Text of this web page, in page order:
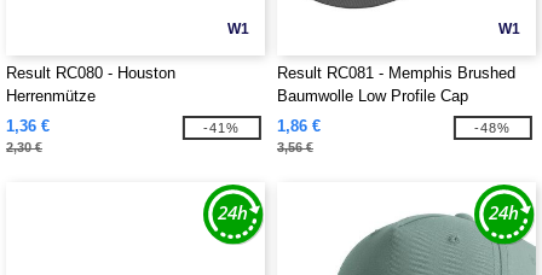
W1
Result RC080 - Houston
Herrenmütze
1,36 €
2,30 €
-41%
W1
Result RC081 - Memphis Brushed
Baumwolle Low Profile Cap
1,86 €
3,56 €
-48%